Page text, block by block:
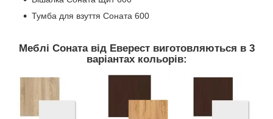
Тумба для взуття Соната 600
Меблі Соната від Еверест виготовляються в 3
варіантах кольорів: